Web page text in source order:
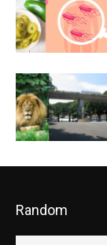
Random